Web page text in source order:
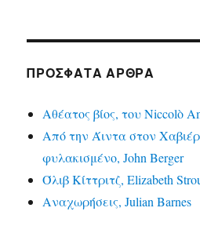
ΠΡΌΣΦΑΤΑ ΆΡΘΡΑ
Αθέατος βίος, του Niccolò
Από την Άιντα στον
φυλακισμένο, John Berger
Όλιβ Κίττριτζ, Elizabeth
Αναχωρήσεις, Julian Barnes